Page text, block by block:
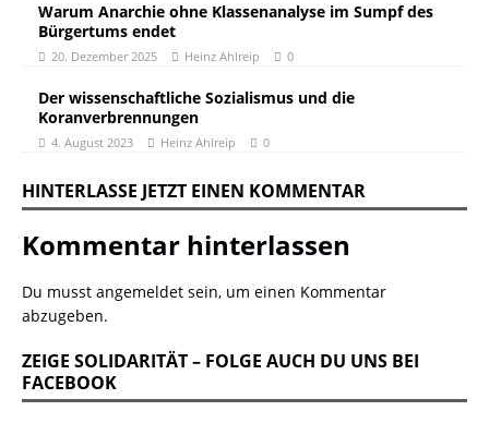
Warum Anarchie ohne Klassenanalyse im Sumpf des
Bürgertums endet
20. Dezember 2025 Heinz Ahlreip 0
Der wissenschaftliche Sozialismus und die
Koranverbrennungen
4. August 2023 Heinz Ahlreip 0
HINTERLASSE JETZT EINEN KOMMENTAR
Kommentar hinterlassen
Du musst angemeldet sein, um einen Kommentar
abzugeben.
ZEIGE SOLIDARITÄT – FOLGE AUCH DU UNS BEI
FACEBOOK